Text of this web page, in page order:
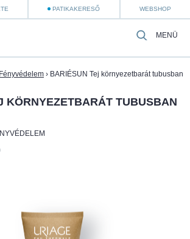
PATIKAKERESŐ WEBSHOP
MENÜ
Fényvédelem › BARIÉSUN Tej környezetbarát tubusban
KÖRNYEZETBARÁT TUBUSBAN